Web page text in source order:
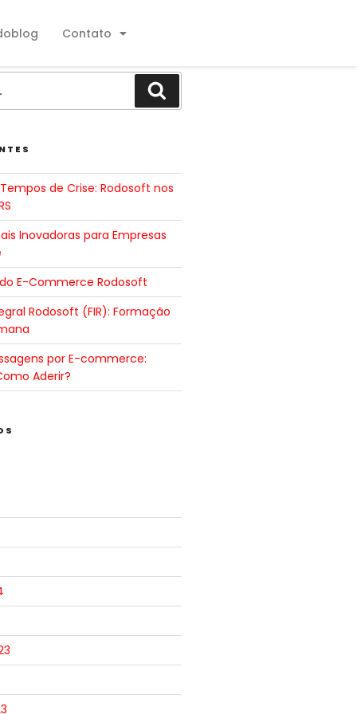
Contato
de Crise: Rodosoft nos
Inovadoras para Empresas
E-Commerce Rodosoft
Rodosoft (FIR): Formação
por E-commerce:
Aderir?